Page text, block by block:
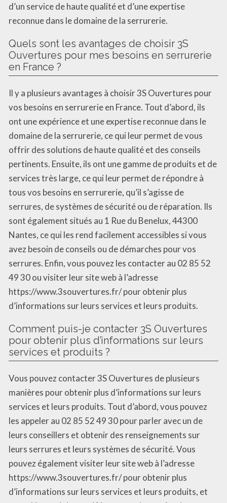
d’un service de haute qualité et d’une expertise
reconnue dans le domaine de la serrurerie.
Quels sont les avantages de choisir 3S
Ouvertures pour mes besoins en serrurerie
en France ?
Il y a plusieurs avantages à choisir 3S Ouvertures pour
vos besoins en serrurerie en France. Tout d’abord, ils
ont une expérience et une expertise reconnue dans le
domaine de la serrurerie, ce qui leur permet de vous
offrir des solutions de haute qualité et des conseils
pertinents. Ensuite, ils ont une gamme de produits et de
services très large, ce qui leur permet de répondre à
tous vos besoins en serrurerie, qu’il s’agisse de
serrures, de systèmes de sécurité ou de réparation. Ils
sont également situés au 1 Rue du Benelux, 44300
Nantes, ce qui les rend facilement accessibles si vous
avez besoin de conseils ou de démarches pour vos
serrures. Enfin, vous pouvez les contacter au 02 85 52
49 30 ou visiter leur site web à l’adresse
https://www.3souvertures.fr/ pour obtenir plus
d’informations sur leurs services et leurs produits.
Comment puis-je contacter 3S Ouvertures
pour obtenir plus d’informations sur leurs
services et produits ?
Vous pouvez contacter 3S Ouvertures de plusieurs
manières pour obtenir plus d’informations sur leurs
services et leurs produits. Tout d’abord, vous pouvez
les appeler au 02 85 52 49 30 pour parler avec un de
leurs conseillers et obtenir des renseignements sur
leurs serrures et leurs systèmes de sécurité. Vous
pouvez également visiter leur site web à l’adresse
https://www.3souvertures.fr/ pour obtenir plus
d’informations sur leurs services et leurs produits, et